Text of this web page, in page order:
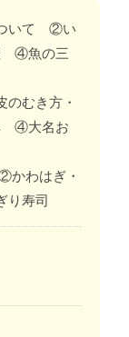
ついて ②い
④魚の三
むき方・
④大名お
かわはぎ・
寿司